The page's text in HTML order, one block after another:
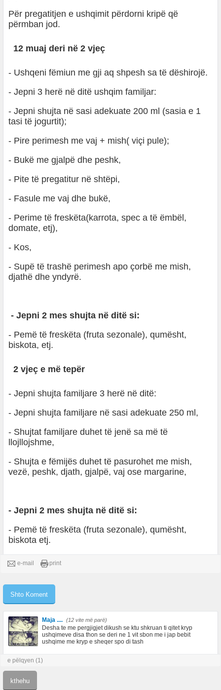
Për pregatitjen e ushqimit përdorni kripë që
përmban jod.
12 muaj deri në 2 vjeç
- Ushqeni fëmiun me gji aq shpesh sa të dëshirojë.
- Jepni 3 herë në ditë ushqim familjar:
- Jepni shujta në sasi adekuate 200 ml (sasia e 1
tasi të jogurtit);
- Pire perimesh me vaj + mish( viçi pule);
- Bukë me gjalpë dhe peshk,
- Pite të pregatitur në shtëpi,
- Fasule me vaj dhe bukë,
- Perime të freskëta(karrota, spec a të ëmbël,
domate, etj),
- Kos,
- Supë të trashë perimesh apo çorbë me mish,
djathë dhe yndyrë.
- Jepni 2 mes shujta në ditë si:
- Pemë të freskëta (fruta sezonale), qumësht,
biskota, etj.
2 vjeç e më tepër
- Jepni shujta familjare 3 herë në ditë:
- Jepni shujta familjare në sasi adekuate 250 ml,
- Shujtat familjare duhet të jenë sa më të
llojllojshme,
- Shujta e fëmijës duhet të pasurohet me mish,
vezë, peshk, djath, gjalpë, vaj ose margarine,
- Jepni 2 mes shujta në ditë si:
- Pemë të freskëta (fruta sezonale), qumësht,
biskota etj.
e-mail print
Maja .... (12 vite më parë)
Desha te me pergjigjet dikush se ktu shkruan ti qitet kryp
ushqimeve disa thon se deri ne 1 vit sbon me i jap bebit
ushqime me kryp e sheqer spo di tash
e pëlqyen (1)